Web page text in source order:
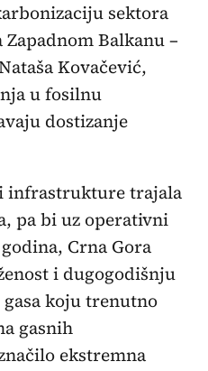
sektora
Balkanu –
Kovačević,
u fosilnu
dostizanje
infrastrukture trajala
pa bi uz operativni
Crna Gora
i dugogodišnju
koju trenutno
gasnih
ekstremna